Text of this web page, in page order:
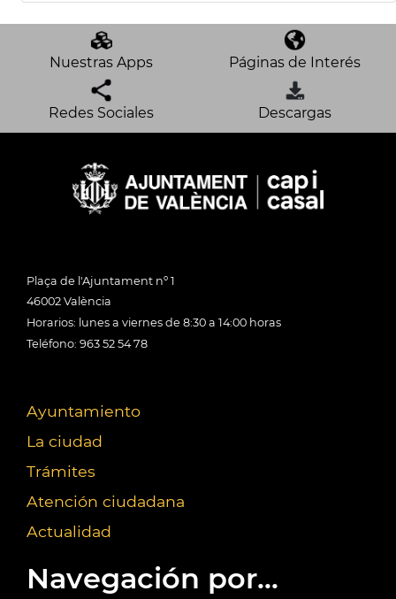
Nuestras Apps Páginas de Interés
Redes Sociales Descargas
Plaça de l'Ajuntament nº 1
46002 València
Horarios: lunes a viernes de 8:30 a 14:00 horas
Teléfono: 963 52 54 78
Ayuntamiento
La ciudad
Trámites
Atención ciudadana
Actualidad
Navegación por...